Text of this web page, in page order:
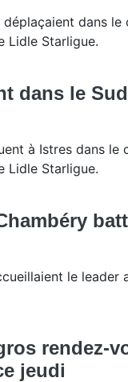
déplaçaient dans le
Lidle Starligue.
dans le
à Istres dans le
Lidle Starligue.
le leader
rendez-
jeudi